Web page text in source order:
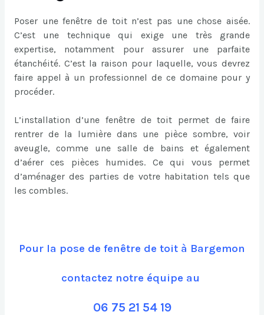
Poser une fenêtre de toit n’est pas une chose aisée.
C’est une technique qui exige une très grande
expertise, notamment pour assurer une parfaite
étanchéité. C’est la raison pour laquelle, vous devrez
faire appel à un professionnel de ce domaine pour y
procéder.
L’installation d’une fenêtre de toit permet de faire
rentrer de la lumière dans une pièce sombre, voir
aveugle, comme une salle de bains et également
d’aérer ces pièces humides. Ce qui vous permet
d’aménager des parties de votre habitation tels que
les combles.
Pour la pose de fenêtre de toit à Bargemon
contactez notre équipe au
06 75 21 54 19